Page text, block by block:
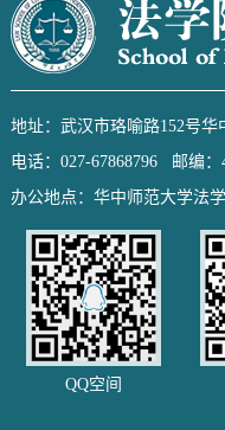
地址：武汉市珞喻路152号华
电话：027-67868796 邮编：
办公地点：华中师范大学法
QQ空间